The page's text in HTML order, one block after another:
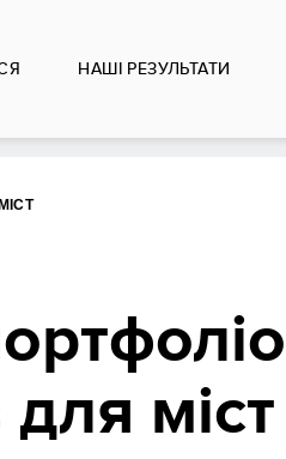
НАШІ РЕЗУЛЬТАТИ
для міст